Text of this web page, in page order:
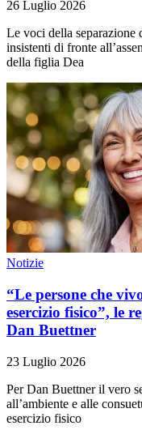
26 Luglio 2026
Le voci della separazione
insistenti di fronte
della figlia Dea
Notizie
“Le persone che
esercizio fisico”, le
Dan Buettner
23 Luglio 2026
Per Dan Buettner il vero
all’ambiente e alle
esercizio fisico